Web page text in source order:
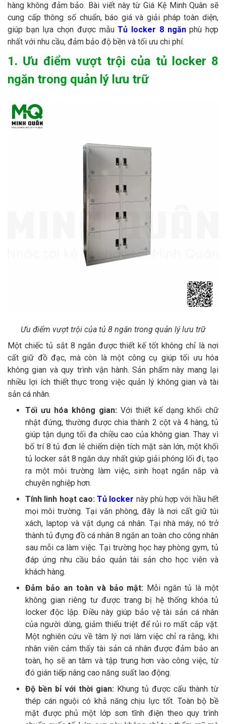
hàng không đảm bảo. Bài viết này từ Giá Kệ Minh Quân sẽ
cung cấp thông số chuẩn, báo giá và giải pháp toàn diện,
giúp bạn lựa chọn được mẫuTủ locker 8 ngănphù hợp
nhất với nhu cầu, đảm bảo độ bền và tối ưu chi phí.
1. Ưu điểm vượt trội của tủ locker 8
ngăn trong quản lý lưu trữ
Ưu điểm vượt trội của tủ 8 ngăn trong quản lý lưu trữ
Một chiếc tủ sắt 8 ngăn được thiết kế tốt không chỉ là nơi
cất giữ đồ đạc, mà còn là một công cụ giúp tối ưu hóa
không gian và quy trình vận hành. Sản phẩm này mang lại
nhiều lợi ích thiết thực trong việc quản lý không gian và tài
sản cá nhân.
Tối ưu hóa không gian: Với thiết kế dạng khối chữ
nhật đứng, thường được chia thành 2 cột và 4 hàng, tủ
giúp tận dụng tối đa chiều cao của không gian. Thay vì
bố trí 8 tủ đơn lẻ chiếm diện tích mặt sàn lớn, một khối
tủ locker sắt 8 ngăn duy nhất giúp giải phóng lối đi, tạo
ra một môi trường làm việc, sinh hoạt ngăn nắp và
chuyên nghiệp hơn.
Tính linh hoạt cao:Tủ locker này phù hợp với hầu hết
mọi môi trường. Tại văn phòng, đây là nơi cất giữ túi
xách, laptop và vật dụng cá nhân. Tại nhà máy, nó trở
thành tủ đựng đồ cá nhân 8 ngăn an toàn cho công nhân
sau mỗi ca làm việc. Tại trường học hay phòng gym, tủ
đáp ứng nhu cầu bảo quản tài sản cho học viên và
khách hàng.
Đảm bảo an toàn và bảo mật: Mỗi ngăn tủ là một
không gian riêng tư được trang bị hệ thống khóa tủ
locker độc lập. Điều này giúp bảo vệ tài sản cá nhân
của người dùng, giảm thiểu triệt để rủi ro mất cắp vặt.
Một nghiên cứu về tâm lý nơi làm việc chỉ ra rằng, khi
nhân viên cảm thấy tài sản cá nhân được đảm bảo an
toàn, họ sẽ an tâm và tập trung hơn vào công việc, từ
đó gián tiếp nâng cao năng suất lao động.
Độ bền bỉ với thời gian: Khung tủ được cấu thành từ
thép cán nguội có khả năng chịu lực tốt. Toàn bộ bề
mặt được phủ một lớp sơn tĩnh điện theo quy trình